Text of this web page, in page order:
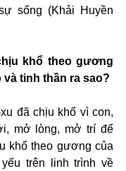
sống (Khải Huyền
khổ theo gương
tinh thần ra sao?
đã chịu khổ vì con,
mở lòng, mở trí để
khổ theo gương của
trên linh trình về